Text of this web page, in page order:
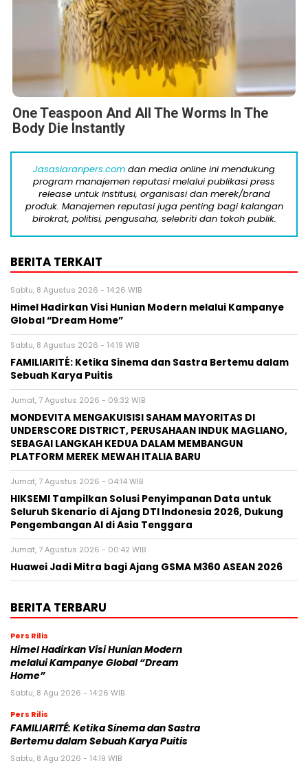
One Teaspoon And All The Worms In The
Body Die Instantly
Jasasiaranpers.com dan media online ini mendukung
program manajemen reputasi melalui publikasi press
release untuk institusi, organisasi dan merek/brand
produk. Manajemen reputasi juga penting bagi kalangan
birokrat, politisi, pengusaha, selebriti dan tokoh publik.
BERITA TERKAIT
Sabtu, 8 Agustus 2026 - 14:26 WIB
Himel Hadirkan Visi Hunian Modern melalui Kampanye
Global “Dream Home”
Sabtu, 8 Agustus 2026 - 14:19 WIB
FAMILIARITÉ: Ketika Sinema dan Sastra Bertemu dalam
Sebuah Karya Puitis
Jumat, 7 Agustus 2026 - 09:32 WIB
MONDEVITA MENGAKUISISI SAHAM MAYORITAS DI
UNDERSCORE DISTRICT, PERUSAHAAN INDUK MAGLIANO,
SEBAGAI LANGKAH KEDUA DALAM MEMBANGUN
PLATFORM MEREK MEWAH ITALIA BARU
Jumat, 7 Agustus 2026 - 04:14 WIB
HIKSEMI Tampilkan Solusi Penyimpanan Data untuk
Seluruh Skenario di Ajang DTI Indonesia 2026, Dukung
Pengembangan AI di Asia Tenggara
Jumat, 7 Agustus 2026 - 00:42 WIB
Huawei Jadi Mitra bagi Ajang GSMA M360 ASEAN 2026
BERITA TERBARU
Pers Rilis
Himel Hadirkan Visi Hunian Modern
melalui Kampanye Global “Dream
Home”
Sabtu, 8 Agu 2026 - 14:26 WIB
Pers Rilis
FAMILIARITÉ: Ketika Sinema dan Sastra
Bertemu dalam Sebuah Karya Puitis
Sabtu, 8 Agu 2026 - 14:19 WIB